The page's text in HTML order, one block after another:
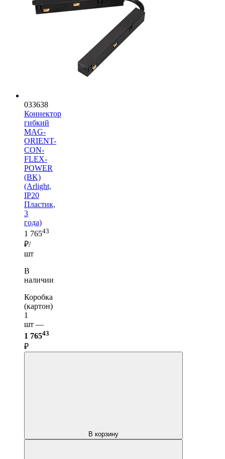
033638
Коннектор
гибкий
MAG-
ORIENT-
CON-
FLEX-
POWER
(BK)
(Arlight,
IP20
Пластик,
3
года)
1 76543
₽/
шт
В
наличии
Коробка
(картон)
1
шт —
1 76543
₽
В корзину